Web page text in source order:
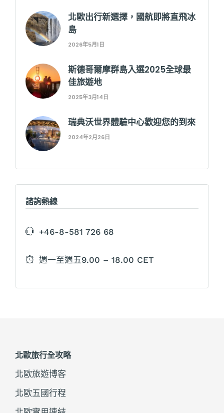
北歐出行新選擇，國航即將直飛冰
島
2026年5月1日
斯德哥爾摩群島入選2025全球最
佳旅遊地
2025年3月14日
瑞典沃世界體驗中心歡迎您的到來
2024年2月26日
諮詢熱線
+46-8-581 726 68
週一至週五9.00 – 18.00 CET
北歐旅行全攻略
北歐旅遊博客
北歐五國行程